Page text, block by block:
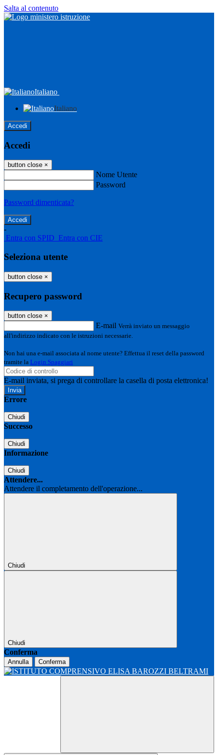
Salta al contenuto
Italiano
Italiano
Accedi
Accedi
button close ×
Nome Utente
Password
Password dimenticata?
-
Entra con SPID Entra con CIE
Seleziona utente
button close ×
Recupero password
button close ×
E-mail Verrà inviato un messaggio
all'indirizzo indicato con le istruzioni necessarie.
Non hai una e-mail associata al nome utente? Effettua il reset della password
tramite la Login Spaggiari
E-mail inviata, si prega di controllare la casella di posta elettronica!
Errore
Chiudi
Successo
Chiudi
Informazione
Chiudi
Attendere...
Attendere il completamento dell'operazione...
Chiudi
Chiudi
Conferma
Annulla Conferma